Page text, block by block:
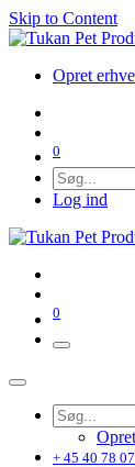
Skip to Content
Opret
0
Log ind
0
+ 45 40 78